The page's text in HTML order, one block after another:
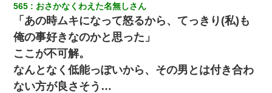
高1のとき男に襲われ、不妊の叔母に頼まれて出産。→叔母夫婦が
養子縁組してアメリカに子供を連れ帰った。→9・11で叔母夫婦が
亡くなってしまい…
ワイ144kg彼女98kgデブカップル、1年間毎日行為しまくった結
果
565 おさかなくわえた名無しさん
「あの時ムキになって怒るから、てっきり(私)も
俺の事好きなのかと思った」
ここが不可解。
なんとなく低能っぽいから、その男とは付き合わ
ない方が良さそう…